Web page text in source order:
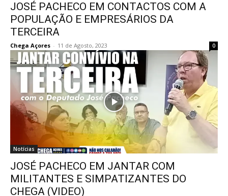
JOSÉ PACHECO EM CONTACTOS COM A
POPULAÇÃO E EMPRESÁRIOS DA
TERCEIRA
Chega Açores - 11 de Agosto, 2023 0
Notícias
JOSÉ PACHECO EM JANTAR COM
MILITANTES E SIMPATIZANTES DO
CHEGA (VIDEO)